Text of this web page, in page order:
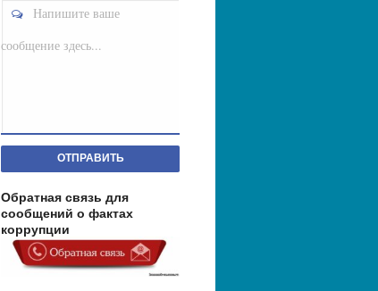
Напишите ваше
сообщение здесь...
ОТПРАВИТЬ
Обратная связь для
сообщений о фактах
коррупции